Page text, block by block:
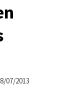
07/2013